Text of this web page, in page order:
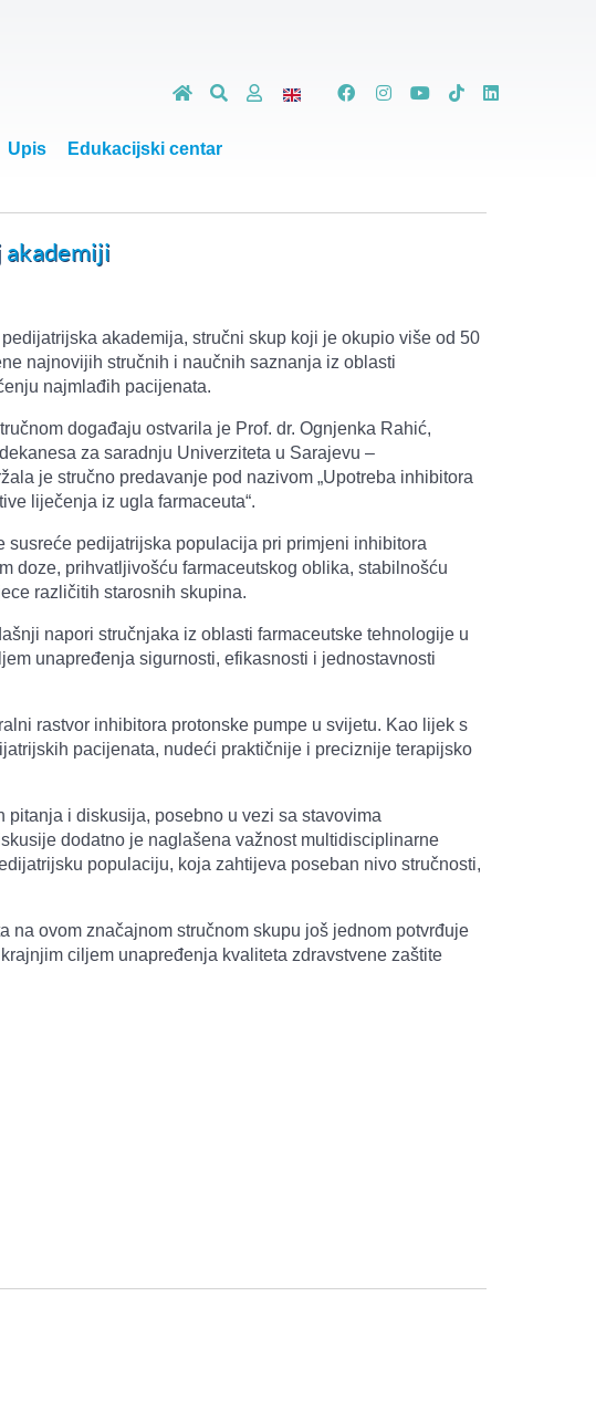
Upis Edukacijski centar
akademiji
akademija, stručni skup koji je okupio više od 50
najnovijih stručnih i naučnih saznanja iz oblasti
najmlađih pacijenata.
događaju ostvarila je Prof. dr. Ognjenka Rahić,
za saradnju Univerziteta u Sarajevu –
je stručno predavanje pod nazivom „Upotreba inhibitora
liječenja iz ugla farmaceuta“.
pedijatrijska populacija pri primjeni inhibitora
doze, prihvatljivošću farmaceutskog oblika, stabilnošću
različitih starosnih skupina.
napori stručnjaka iz oblasti farmaceutske tehnologije u
unapređenja sigurnosti, efikasnosti i jednostavnosti
rastvor inhibitora protonske pumpe u svijetu. Kao lijek s
pacijenata, nudeći praktičnije i preciznije terapijsko
i diskusija, posebno u vezi sa stavovima
dodatno je naglašena važnost multidisciplinarne
populaciju, koja zahtijeva poseban nivo stručnosti,
na ovom značajnom stručnom skupu još jednom potvrđuje
ciljem unapređenja kvaliteta zdravstvene zaštite